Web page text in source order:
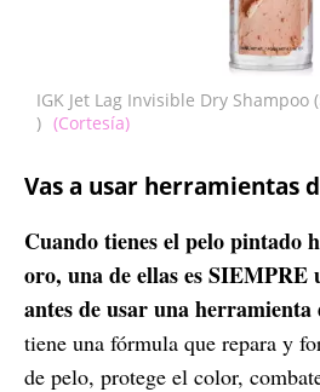
IGK Jet Lag Invisible Dry Shampoo
) (Cortesía)
Vas a usar herramientas
Cuando tienes el pelo pintado
oro, una de ellas es
antes de usar una herramienta
tiene una fórmula que repara y
de pelo, protege el color,